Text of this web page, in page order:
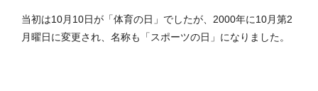
当初は10月10日が「体育の日」でしたが、2000年に10月第2
月曜日に変更され、名称も「スポーツの日」になりました。